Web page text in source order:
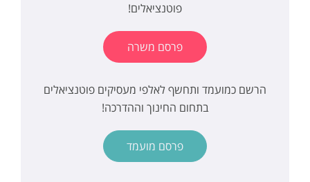
פוטנציאלים!
פרסם משרה
הרשם כמועמד ותחשף לאלפי מעסיקים פוטנציאלים
בתחום החינוך וההדרכה!
פרסם מועמד